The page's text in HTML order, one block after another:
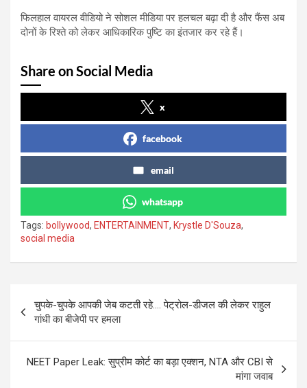
फिलहाल वायरल वीडियो ने सोशल मीडिया पर हलचल बढ़ा दी है और फैंस अब
दोनों के रिश्ते को लेकर आधिकारिक पुष्टि का इंतजार कर रहे हैं।
Share on Social Media
x
facebook
email
whatsapp
Tags: bollywood, ENTERTAINMENT, Krystle D'Souza,
social media
navigation
चुपके-चुपके आपकी जेब कटती रहे…. पेट्रोल-डीजल की लेकर राहुल
गांधी का बीजेपी पर हमला
NEET Paper Leak: सुप्रीम कोर्ट का बड़ा एक्शन, NTA और CBI से
मांगा जवाब